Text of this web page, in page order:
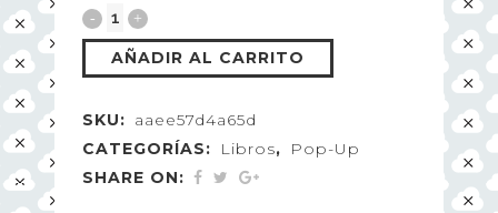
AÑADIR AL CARRITO
SKU: aaee57d4a65d
CATEGORÍAS:
Libros,
Pop-Up
SHARE ON: